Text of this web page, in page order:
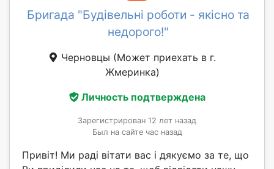
Бригада "Будівельні роботи - якісно та
недорого!"
Черновцы (Может приехать в г.
Жмеринка)
Личность подтверждена
Зарегистрирован 12 лет назад
Был на сайте час назад
Привіт! Ми раді вітати вас і дякуємо за те, що